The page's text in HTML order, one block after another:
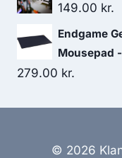
149.00 kr.
Endgame
Mousepad
279.00 kr.
© 2026